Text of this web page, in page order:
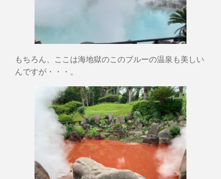
もちろん、ここは海地獄のこのブルーの温泉も美しい
んですが・・・。